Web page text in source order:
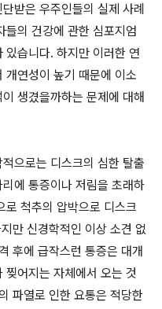
받은 우주인들의 실제 사례
들의 건강에 관한 심포지엄
있습니다. 하지만 이러한 연
개연성이 높기 때문에 이소
생겼을까하는 문제에 대해
으로는 디스크의 심한 탈출
에 통증이나 저림을 초래하
로 척추의 압박으로 디스크
만 신경학적인 이상 소견 없
후에 급작스런 통증은 대개
찢어지는 자체에서 오는 것
파열로 인한 요통은 적당한